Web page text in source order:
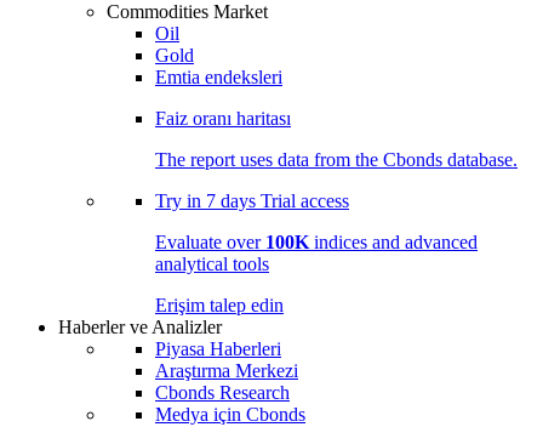
Commodities Market
Oil
Gold
Emtia endeksleri
Faiz oranı haritası
The report uses data from the Cbonds database.
Try in 7 days Trial access
Evaluate over 100K indices and advanced
analytical tools
Erişim talep edin
Haberler ve Analizler
Piyasa Haberleri
Araştırma Merkezi
Cbonds Research
Medya için Cbonds